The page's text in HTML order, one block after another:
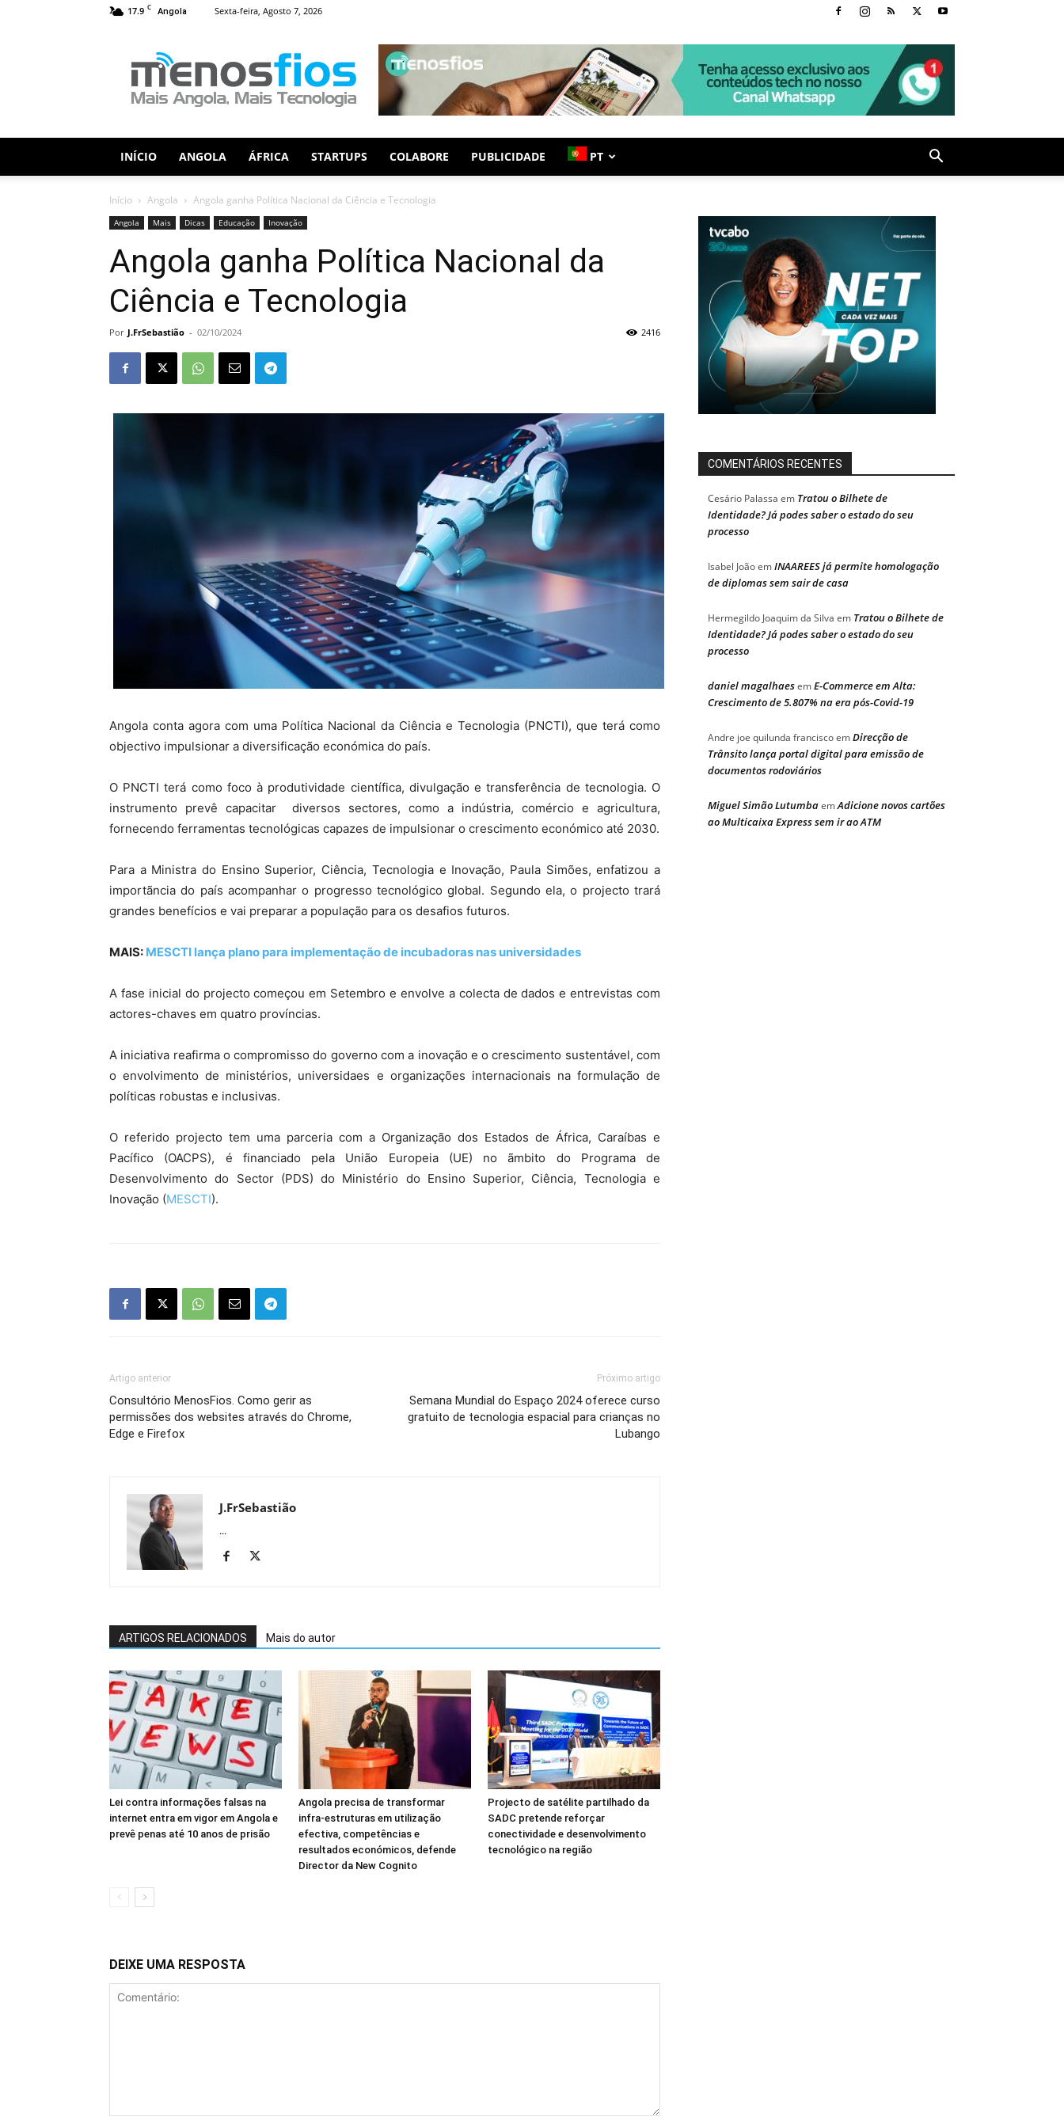
17.9 C Angola Sexta-feira, Agosto 7, 2026
Fios
INÍCIO ANGOLA ÁFRICA STARTUPS COLABORE PUBLICIDADE PT
Início Angola Angola ganha Política Nacional da Ciência e Tecnologia
Angola Mais Dicas Educação Inovação
Angola ganha Política Nacional da
Ciência e Tecnologia
Por J.FrSebastião - 02/10/2024 2416
Angola conta agora com uma Política Nacional da Ciência e Tecnologia (PNCTI), que terá como
objectivo impulsionar a diversificação económica do país.
O PNCTI terá como foco à produtividade científica, divulgação e transferência de tecnologia. O
instrumento prevê capacitar diversos sectores, como a indústria, comércio e agricultura,
fornecendo ferramentas tecnológicas capazes de impulsionar o crescimento económico até 2030.
Para a Ministra do Ensino Superior, Ciência, Tecnologia e Inovação, Paula Simões, enfatizou a
importãncia do país acompanhar o progresso tecnológico global. Segundo ela, o projecto trará
grandes benefícios e vai preparar a população para os desafios futuros.
MAIS: MESCTI lança plano para implementação de incubadoras nas universidades
A fase inicial do projecto começou em Setembro e envolve a colecta de dados e entrevistas com
actores-chaves em quatro províncias.
A iniciativa reafirma o compromisso do governo com a inovação e o crescimento sustentável, com
o envolvimento de ministérios, universidaes e organizações internacionais na formulação de
políticas robustas e inclusivas.
O referido projecto tem uma parceria com a Organização dos Estados de África, Caraíbas e
Pacífico (OACPS), é financiado pela União Europeia (UE) no ãmbito do Programa de
Desenvolvimento do Sector (PDS) do Ministério do Ensino Superior, Ciência, Tecnologia e
Inovação (MESCTI).
Artigo anterior
Consultório MenosFios. Como gerir as
permissões dos websites através do Chrome,
Edge e Firefox
Próximo artigo
Semana Mundial do Espaço 2024 oferece curso
gratuito de tecnologia espacial para crianças no
Lubango
J.FrSebastião
...
ARTIGOS RELACIONADOS Mais do autor
Lei contra informações falsas na
internet entra em vigor em Angola e
prevê penas até 10 anos de prisão
Angola precisa de transformar
infra-estruturas em utilização
efectiva, competências e
resultados económicos, defende
Director da New Cognito
Projecto de satélite partilhado da
SADC pretende reforçar
conectividade e desenvolvimento
tecnológico na região
DEIXE UMA RESPOSTA
COMENTÁRIOS RECENTES
Cesário Palassa em Tratou o Bilhete de
Identidade? Já podes saber o estado do seu
processo
Isabel JoãoemINAAREES já permite homologação
de diplomas sem sair de casa
Hermegildo Joaquim da Silva em Tratou o Bilhete de
Identidade? Já podes saber o estado do seu
processo
daniel magalhaesemE-Commerce em Alta:
Crescimento de 5.807% na era pós-Covid-19
Andre joe quilunda franciscoemDirecção de
Trânsito lança portal digital para emissão de
documentos rodoviários
Miguel Simão LutumbaemAdicione novos cartões
ao Multicaixa Express sem ir ao ATM